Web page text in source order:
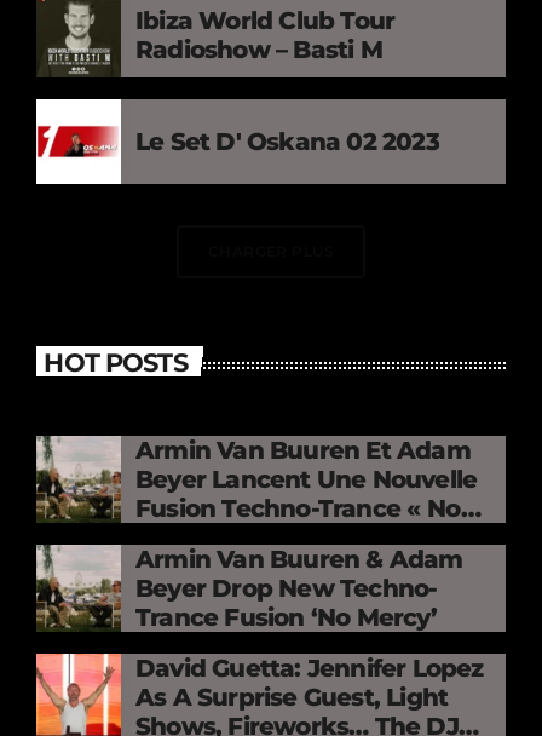
Ibiza World Club Tour
Radioshow – Basti M
Le Set D' Oskana 02 2023
HOT POSTS
Armin Van Buuren Et Adam
Beyer Lancent Une Nouvelle
Fusion Techno-Trance « No
Mercy »
Armin Van Buuren & Adam
Beyer Drop New Techno-
Trance Fusion ‘No Mercy’
David Guetta: Jennifer Lopez
As A Surprise Guest, Light
Shows, Fireworks… The DJ